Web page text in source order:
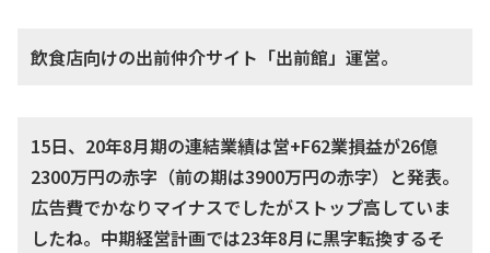
飲食店向けの出前仲介サイト「出前館」運営。
15日、20年8月期の連結業績は営+F62業損益が26億
2300万円の赤字（前の期は3900万円の赤字）と発表。
広告費でかなりマイナスでしたがストップ高していま
したね。中期経営計画では23年8月に黒字転換するそ